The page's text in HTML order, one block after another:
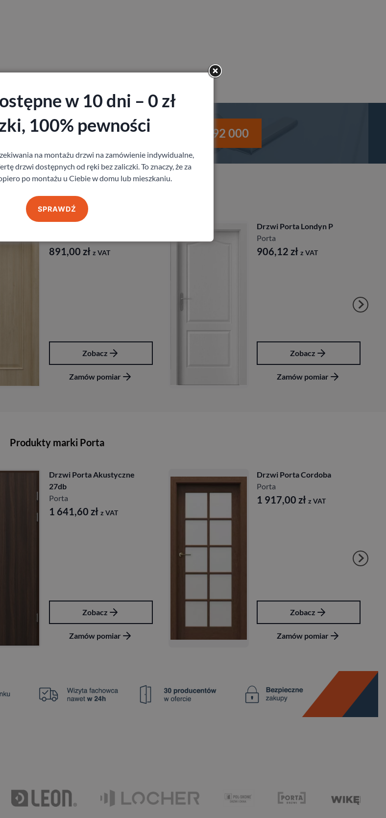
Doradcy przy wyborze drzwi 530 992 000
z kategorii Drzwi do łazienki
891,00 zł z VAT
Zobacz
Zamów pomiar
Drzwi Porta Londyn P
Porta
906,12 zł z VAT
Zobacz
Zamów pomiar
Produkty marki Porta
Drzwi Porta Akustyczne
27db
Porta
1 641,60 zł z VAT
Zobacz
Zamów pomiar
Drzwi Porta Cordoba
Porta
1 917,00 zł z VAT
Zobacz
Zamów pomiar
w 10 dni – 0 zł
100% pewności
na montażu drzwi na zamówienie indywidualne,
drzwi dostępnych od ręki bez zaliczki. To znaczy, że za
po montażu u Ciebie w domu lub mieszkaniu.
SPRAWDŹ